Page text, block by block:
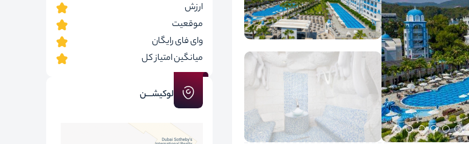
ارزش
موقعیت
وای فای رایگان
میانگین امتیاز کل
لوکیشـــن